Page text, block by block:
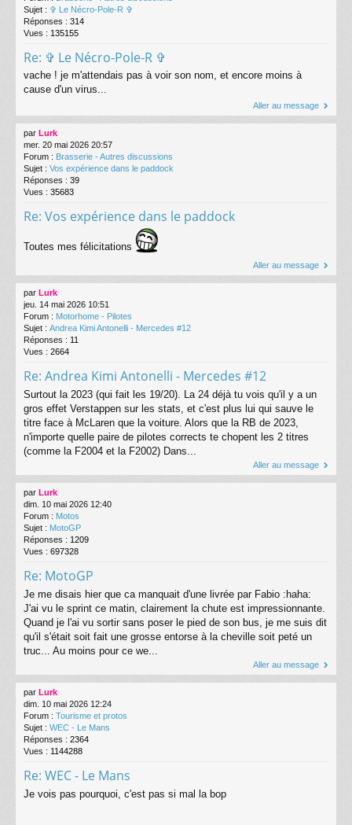
Sujet : ✞ Le Nécro-Pole-R ✞
Réponses : 314
Vues : 135155
Re: ✞ Le Nécro-Pole-R ✞
vache ! je m'attendais pas à voir son nom, et encore moins à
cause d'un virus...
Aller au message
par Lurk
mer. 20 mai 2026 20:57
Forum : Brasserie - Autres discussions
Sujet : Vos expérience dans le paddock
Réponses : 39
Vues : 35683
Re: Vos expérience dans le paddock
Toutes mes félicitations
Aller au message
par Lurk
jeu. 14 mai 2026 10:51
Forum : Motorhome - Pilotes
Sujet : Andrea Kimi Antonelli - Mercedes #12
Réponses : 11
Vues : 2664
Re: Andrea Kimi Antonelli - Mercedes #12
Surtout la 2023 (qui fait les 19/20). La 24 déjà tu vois qu'il y a un
gros effet Verstappen sur les stats, et c'est plus lui qui sauve le
titre face à McLaren que la voiture. Alors que la RB de 2023,
n'importe quelle paire de pilotes corrects te chopent les 2 titres
(comme la F2004 et la F2002) Dans...
Aller au message
par Lurk
dim. 10 mai 2026 12:40
Forum : Motos
Sujet : MotoGP
Réponses : 1209
Vues : 697328
Re: MotoGP
Je me disais hier que ca manquait d'une livrée par Fabio :haha:
J'ai vu le sprint ce matin, clairement la chute est impressionnante.
Quand je l'ai vu sortir sans poser le pied de son bus, je me suis dit
qu'il s'était soit fait une grosse entorse à la cheville soit peté un
truc... Au moins pour ce we...
Aller au message
par Lurk
dim. 10 mai 2026 12:24
Forum : Tourisme et protos
Sujet : WEC - Le Mans
Réponses : 2364
Vues : 1144288
Re: WEC - Le Mans
Je vois pas pourquoi, c'est pas si mal la bop